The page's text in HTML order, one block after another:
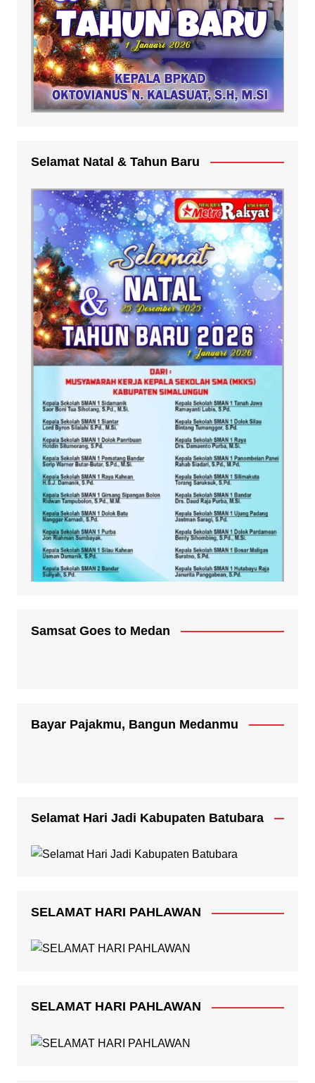
Selamat Natal & Tahun Baru
Samsat Goes to Medan
Bayar Pajakmu, Bangun Medanmu
Selamat Hari Jadi Kabupaten Batubara
SELAMAT HARI PAHLAWAN
SELAMAT HARI PAHLAWAN